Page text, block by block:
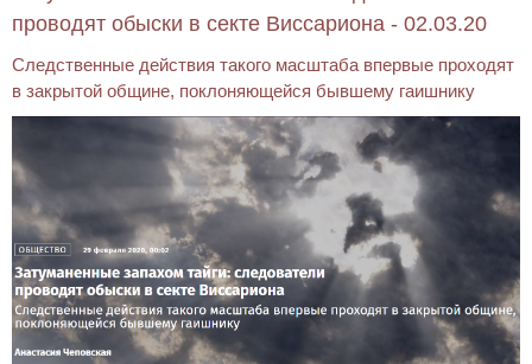
проводят обыски в секте Виссариона - 02.03.20
Следственные действия такого масштаба впервые проходят
в закрытой общине, поклоняющейся бывшему гаишнику